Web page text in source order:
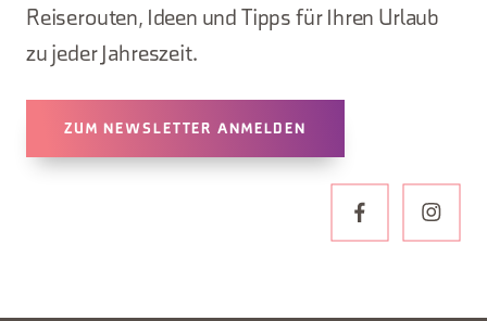
Reiserouten, Ideen und Tipps für Ihren Urlaub
zu jeder Jahreszeit.
ZUM NEWSLETTER ANMELDEN